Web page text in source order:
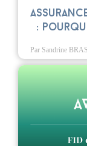
:
Par Sandrine